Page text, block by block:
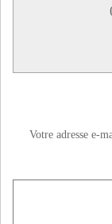
Votre adresse e-